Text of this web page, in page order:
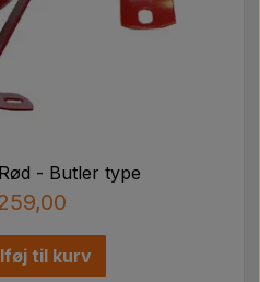
- Butler type
til kurv